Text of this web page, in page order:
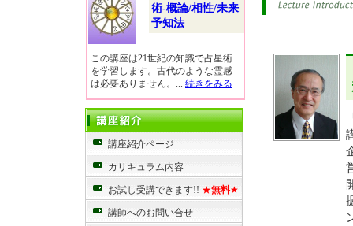
術-概論/相性/未来
予知法
この講座は21世紀の知識で占星術
を学習します。古代のような霊感
は必要ありません。... 続きをみる
講座紹介ページ
カリキュラム内容
お試し受講できます!! ★無料★
講師へのお問い合せ